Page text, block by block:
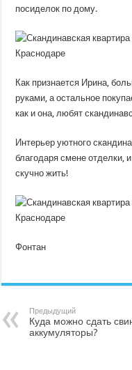
посиделок по дому.
Как признается Ирина,
руками, а остальное
как и она, любят
Интерьер уютного
благодаря смене отделки,
скучно жить!
Фонтан
Предыдущий
Куда можно сдать
аккумуляторы?